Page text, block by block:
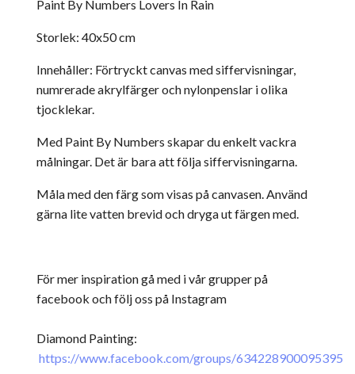
Paint By Numbers Lovers In Rain
Storlek: 40x50 cm
Innehåller: Förtryckt canvas med siffervisningar,
numrerade akrylfärger och nylonpenslar i olika
tjocklekar.
Med Paint By Numbers skapar du enkelt vackra
målningar. Det är bara att följa siffervisningarna.
Måla med den färg som visas på canvasen. Använd
gärna lite vatten brevid och dryga ut färgen med.
För mer inspiration gå med i vår grupper på
facebook och följ oss på Instagram
Diamond Painting:
https://www.facebook.com/groups/634228900095395